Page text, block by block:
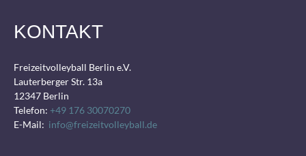
KONTAKT
Freizeitvolleyball Berlin e.V.
Lauterberger Str. 13a
12347 Berlin
Telefon: +49 176 30070270
E-Mail: info@freizeitvolleyball.de